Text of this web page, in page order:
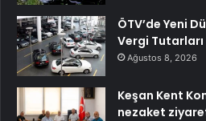
ÖTV’de Yeni
Vergi
Ağustos 8, 2026
Keşan Kent
nezaket